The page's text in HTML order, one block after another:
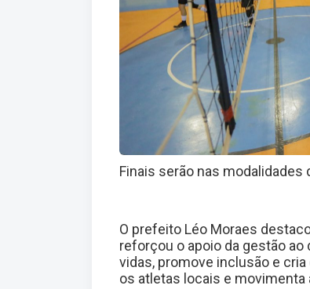
Finais serão nas modalidades
O prefeito Léo Moraes
reforçou o apoio da gestão
vidas, promove inclusão e
os atletas locais e movimenta